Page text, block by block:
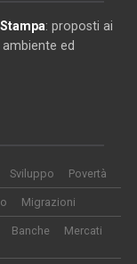
: proposti ai
ed
Sviluppo Povertà
Migrazioni
Banche Mercati